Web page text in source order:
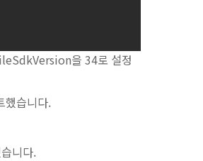
을 34로 설정
습니다.
니다.